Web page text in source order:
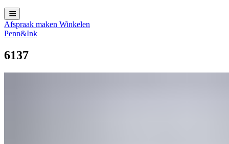
Afspraak maken Winkelen
Penn&Ink
6137